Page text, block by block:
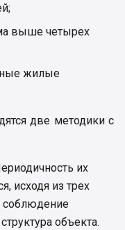
выше четырех
жилые
две методики с
их
исходя из трех
соблюдение
объекта.